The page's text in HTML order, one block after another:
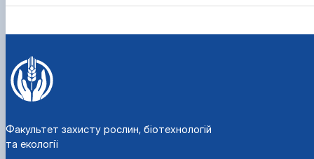
Факультет захисту рослин, біотехнологій
та екології